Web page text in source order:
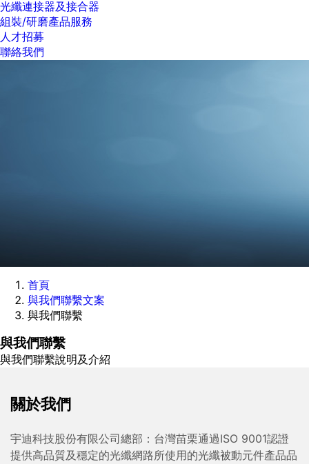
光纖連接器及接合器
組裝/研磨產品服務
人才招募
聯絡我們
首頁
與我們聯繫文案
與我們聯繫
與我們聯繫
與我們聯繫說明及介紹
關於我們
宇迪科技股份有限公司總部：台灣苗栗通過ISO 9001認證
提供高品質及穩定的光纖網路所使用的光纖被動元件產品品